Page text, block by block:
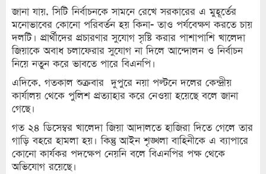
জানা যায়, সিটি নির্বাচনকে সামনে রেখে সরকারের এ মুহূর্তের
মনোভাবের কোনো পরিবর্তন হয় কিনা- তাও পর্যবেক্ষণ করতে চায়
দলটি। প্রার্থীদের প্রচারণার সুযোগ সৃষ্টি করার পাশাপাশি খালেদা
জিয়াকে অবাধ চলাফেরার সুযোগ না দিলে আন্দোলন ও নির্বাচন
নিয়ে নতুন করে ভাবতে পারে বিএনপি।
এদিকে, গতকাল শুক্রবার দুপুরে নয়া পল্টনে দলের কেন্দ্রীয়
কার্যালয় থেকে পুলিশ প্রত্যাহার করে নেওয়া হয়েছে বলে জানা
গেছে।
গত ২৪ ডিসেম্বর খালেদা জিয়া আদালতে হাজিরা দিতে গেলে তার
গাড়ি বহরে হামলা হয়। কিন্তু আইন শৃঙ্খলা বাহিনীকে এ ব্যাপারে
কোনো কার্যকর পদক্ষেপ নেয়নি বলে বিএনপির পক্ষ থেকে
অভিযোগ রয়েছে।